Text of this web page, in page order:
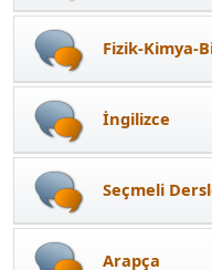
Fizik-Kimya-
İngilizce
Seçmeli
Arapça